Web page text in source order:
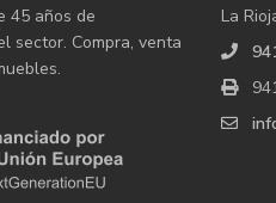
45 años de
sector. Compra, venta
La